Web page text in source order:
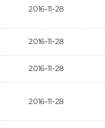
2016-11-28
2016-11-28
2016-11-28
2016-11-28